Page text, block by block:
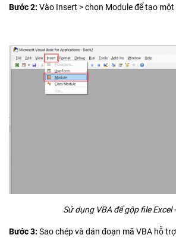
Bước 2: Vào Insert > chọn Module để tạo
Sử dụng VBA để gộp file Excel
Bước 3: Sao chép và dán đoạn mã VBA hỗ